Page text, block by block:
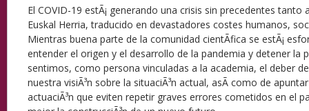
El COVID-19 estÃ¡ generando una crisis sin precedentes
Euskal Herria, traducido en devastadores costes humanos,
Mientras buena parte de la comunidad cientÃ­fica se estÃ¡
entender el origen y el desarrollo de la pandemia y detener la
sentimos, como persona vinculadas a la academia, el deber
nuestra visiÃ³n sobre la situaciÃ³n actual, asÃ­ como de
actuaciÃ³n que eviten repetir graves errores cometidos en el